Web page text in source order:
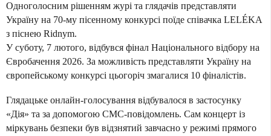
Одноголосним рішенням журі та глядачів представляти
Україну на 70-му пісенному конкурсі поїде співачка LELÉKA
з піснею Ridnym.
У суботу, 7 лютого, відбувся фінал Національного відбору на
Євробачення 2026. За можливість представляти Україну на
європейському конкурсі цьогоріч змагалися 10 фіналістів.
Глядацьке онлайн-голосування відбувалося в застосунку
«Дія» та за допомогою СМС-повідомлень. Сам концерт із
міркувань безпеки був відзнятий завчасно у режимі прямого